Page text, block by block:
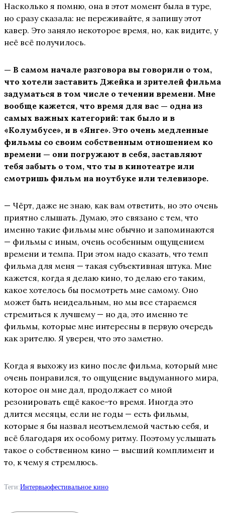
Насколько я помню, она в этот момент была в туре,
но сразу сказала: не переживайте, я запишу этот
кавер. Это заняло некоторое время, но, как видите, у
неё всё получилось.
— В самом начале разговора вы говорили о том,
что хотели заставить Джейка и зрителей фильма
задуматься в том числе о течении времени. Мне
вообще кажется, что время для вас — одна из
самых важных категорий: так было и в
«Колумбусе», и в «Янге». Это очень медленные
фильмы со своим собственным отношением ко
времени — они погружают в себя, заставляют
тебя забыть о том, что ты в кинотеатре или
смотришь фильм на ноутбуке или телевизоре.
— Чёрт, даже не знаю, как вам ответить, но это очень
приятно слышать. Думаю, это связано с тем, что
именно такие фильмы мне обычно и запоминаются
— фильмы с иным, очень особенным ощущением
времени и темпа. При этом надо сказать, что темп
фильма для меня — такая субъективная штука. Мне
кажется, когда я делаю кино, то делаю его таким,
какое хотелось бы посмотреть мне самому. Оно
может быть неидеальным, но мы все стараемся
стремиться к лучшему — но да, это именно те
фильмы, которые мне интересны в первую очередь
как зрителю. Я уверен, что это заметно.
Когда я выхожу из кино после фильма, который мне
очень понравился, то ощущение выдуманного мира,
которое он мне дал, продолжает со мной
резонировать ещё какое-то время. Иногда это
длится месяцы, если не годы — есть фильмы,
которые я бы назвал неотъемлемой частью себя, и
всё благодаря их особому ритму. Поэтому услышать
такое о собственном кино — высший комплимент и
то, к чему я стремлюсь.
Теги:Интервьюфестивальное кино